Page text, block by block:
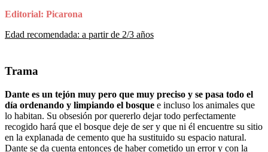
Editorial: Picarona
Edad recomendada: a partir de 2/3 años
Trama
Dante es un tejón muy pero que muy preciso y se pasa todo el
día ordenando y limpiando el bosque e incluso los animales que
lo habitan. Su obsesión por quererlo dejar todo perfectamente
recogido hará que el bosque deje de ser y que ni él encuentre su sitio
en la explanada de cemento que ha sustituido su espacio natural.
Dante se da cuenta entonces de haber cometido un error y con la